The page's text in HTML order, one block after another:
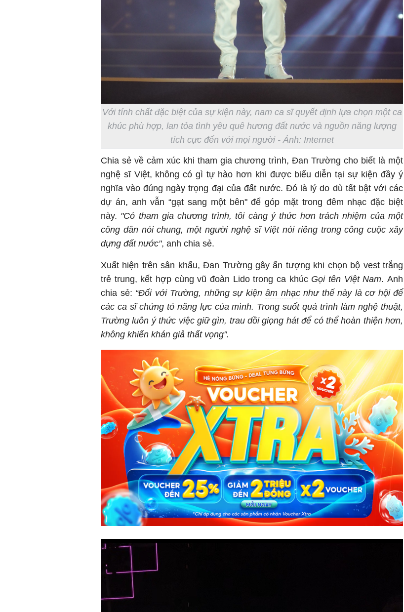
Với tính chất đặc biệt của sự kiện này, nam ca sĩ quyết định lựa chọn một ca
khúc phù hợp, lan tỏa tình yêu quê hương đất nước và nguồn năng lượng
tích cực đến với mọi người - Ảnh: Internet
Chia sẻ về cảm xúc khi tham gia chương trình, Đan Trường cho biết là một
nghệ sĩ Việt, không có gì tự hào hơn khi được biểu diễn tại sự kiện đầy ý
nghĩa vào đúng ngày trọng đại của đất nước. Đó là lý do dù tất bật với các
dự án, anh vẫn “gạt sang một bên" để góp mặt trong đêm nhạc đặc biệt
này. "Có tham gia chương trình, tôi càng ý thức hơn trách nhiệm của một
công dân nói chung, một người nghệ sĩ Việt nói riêng trong công cuộc xây
dựng đất nước", anh chia sẻ.
Xuất hiện trên sân khấu, Đan Trường gây ấn tượng khi chọn bộ vest trắng
trẻ trung, kết hợp cùng vũ đoàn Lido trong ca khúc Gọi tên Việt Nam. Anh
chia sẻ: “Đối với Trường, những sự kiện âm nhạcnhư thế này là cơ hội để
các ca sĩ chứng tỏ năng lực của mình. Trong suốt quá trình làm nghệ thuật,
Trường luôn ý thức việc giữ gìn, trau dồi giọng hát để có thể hoàn thiện hơn,
không khiến khán giả thất vọng".